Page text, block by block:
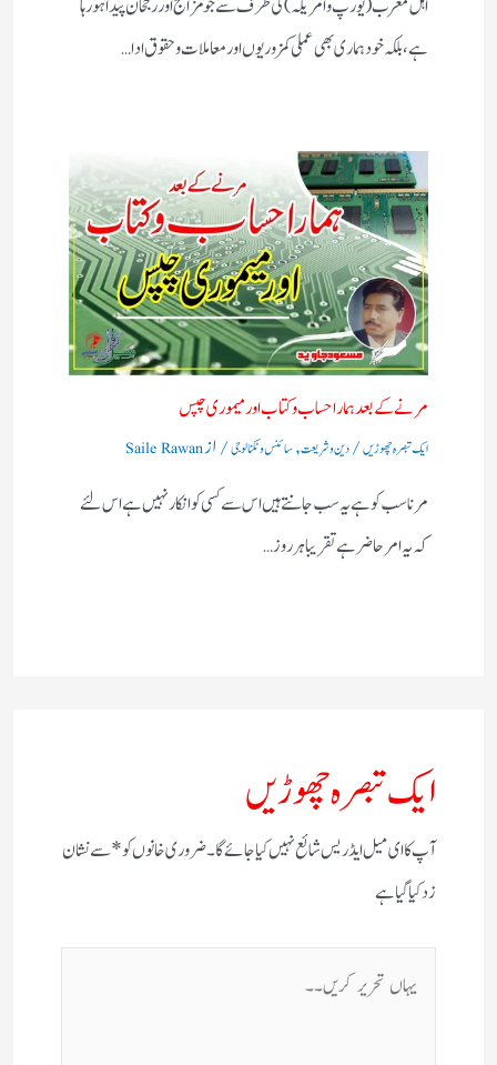
اہل مغرب (یورپ و امریکہ)کی طرف سے جو مزاج اور رجحان پیدا ہورہا
ہے، بلکہ خود ہماری بھی عملی کمزوریوں اور معاملات و حقوق ادا…
مرنے کے بعد ہمارا حساب وکتاب اور میموری چپس
ایک تبصرہ چھوڑیں/دین و شریعت,سائنس و ٹکنالوجی/ ازSaile Rawan
مرنا سب کو ہے یہ سب جانتے ہیں اس سے کسی کو انکار نہیں ہے اس لئے
کہ یہ امر حاضر ہے تقریبا ہر روز…
ایک تبصرہ چھوڑیں
آپ کا ای میل ایڈریس شائع نہیں کیا جائے گا۔ضروری خانوں کو*سے نشان
زد کیا گیا ہے
یہاں
تحریر